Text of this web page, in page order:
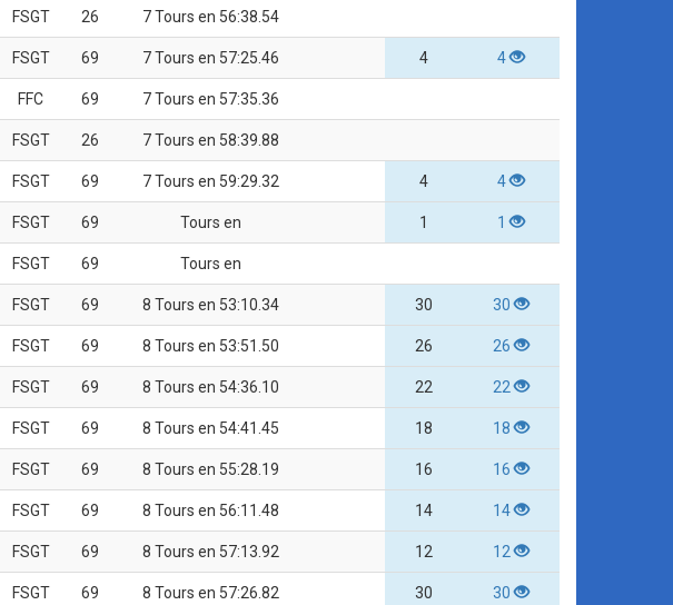
FSGT 26 7 Tours en 56:38.54
FSGT 69 7 Tours en 57:25.46 4 4
FFC 69 7 Tours en 57:35.36
FSGT 26 7 Tours en 58:39.88
FSGT 69 7 Tours en 59:29.32 4 4
FSGT 69 Tours en 1 1
FSGT 69 Tours en
FSGT 69 8 Tours en 53:10.34 30 30
FSGT 69 8 Tours en 53:51.50 26 26
FSGT 69 8 Tours en 54:36.10 22 22
FSGT 69 8 Tours en 54:41.45 18 18
FSGT 69 8 Tours en 55:28.19 16 16
FSGT 69 8 Tours en 56:11.48 14 14
FSGT 69 8 Tours en 57:13.92 12 12
FSGT 69 8 Tours en 57:26.82 30 30